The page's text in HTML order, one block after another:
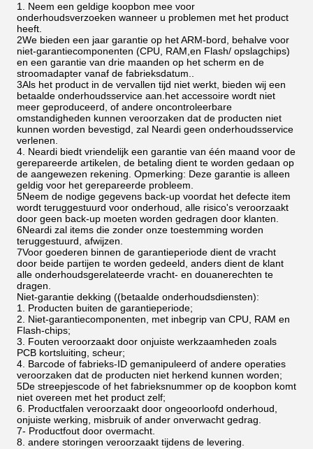
1. Neem een geldige koopbon mee voor
onderhoudsverzoeken wanneer u problemen met het product
heeft.
2We bieden een jaar garantie op het ARM-bord, behalve voor
niet-garantiecomponenten (CPU, RAM,en Flash/ opslagchips)
en een garantie van drie maanden op het scherm en de
stroomadapter vanaf de fabrieksdatum..
3Als het product in de vervallen tijd niet werkt, bieden wij een
betaalde onderhoudsservice aan.het accessoire wordt niet
meer geproduceerd, of andere oncontroleerbare
omstandigheden kunnen veroorzaken dat de producten niet
kunnen worden bevestigd, zal Neardi geen onderhoudsservice
verlenen.
4. Neardi biedt vriendelijk een garantie van één maand voor de
gerepareerde artikelen, de betaling dient te worden gedaan op
de aangewezen rekening. Opmerking: Deze garantie is alleen
geldig voor het gerepareerde probleem.
5Neem de nodige gegevens back-up voordat het defecte item
wordt teruggestuurd voor onderhoud, alle risico's veroorzaakt
door geen back-up moeten worden gedragen door klanten.
6Neardi zal items die zonder onze toestemming worden
teruggestuurd, afwijzen.
7Voor goederen binnen de garantieperiode dient de vracht
door beide partijen te worden gedeeld, anders dient de klant
alle onderhoudsgerelateerde vracht- en douanerechten te
dragen.
Niet-garantie dekking ((betaalde onderhoudsdiensten):
1. Producten buiten de garantieperiode;
2. Niet-garantiecomponenten, met inbegrip van CPU, RAM en
Flash-chips;
3. Fouten veroorzaakt door onjuiste werkzaamheden zoals
PCB kortsluiting, scheur;
4. Barcode of fabrieks-ID gemanipuleerd of andere operaties
veroorzaken dat de producten niet herkend kunnen worden;
5De streepjescode of het fabrieksnummer op de koopbon komt
niet overeen met het product zelf;
6. Productfalen veroorzaakt door ongeoorloofd onderhoud,
onjuiste werking, misbruik of ander onverwacht gedrag.
7- Productfout door overmacht.
8. andere storingen veroorzaakt tijdens de levering.